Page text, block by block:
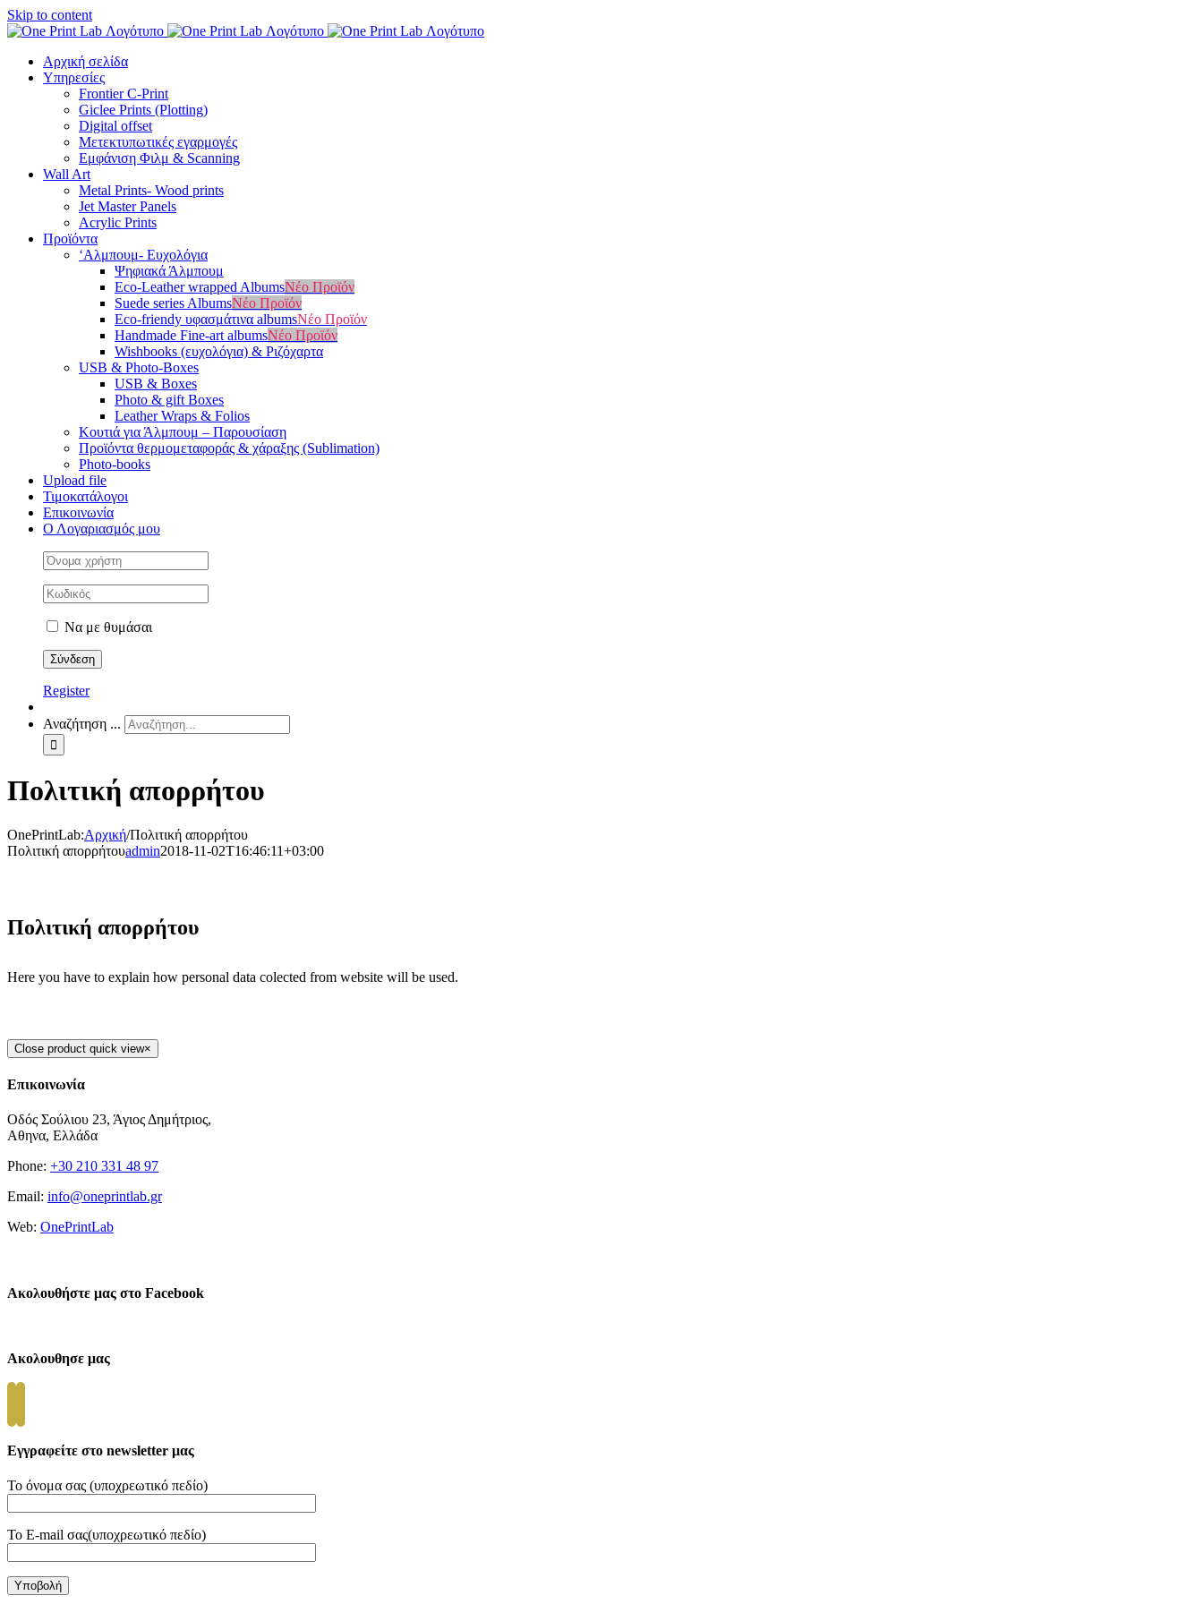
Skip to content
Αρχική σελίδα
Υπηρεσίες
Frontier C-Print
Giclee Prints (Plotting)
Digital offset
Μετεκτυπωτικές εγαρμογές
Εμφάνιση Φιλμ & Scanning
Wall Art
Metal Prints- Wood prints
Jet Master Panels
Acrylic Prints
Προϊόντα
‘Αλμπουμ- Ευχολόγια
Ψηφιακά Άλμπουμ
Eco-Leather wrapped AlbumsΝέο Προϊόν
Suede series AlbumsΝέο Προϊόν
Eco-friendy υφασμάτινα albumsΝέο Προϊόν
Handmade Fine-art albumsΝέο Προϊόν
Wishbooks (ευχολόγια) & Ριζόχαρτα
USB & Photo-Boxes
USB & Boxes
Photo & gift Boxes
Leather Wraps & Folios
Κουτιά για Άλμπουμ – Παρουσίαση
Προϊόντα θερμομεταφοράς & χάραξης (Sublimation)
Photo-books
Upload file
Τιμοκατάλογοι
Επικοινωνία
Ο Λογαριασμός μου
Να με θυμάσαι
Register
Αναζήτηση ...
Πολιτική απορρήτου
OnePrintLab:Αρχική/Πολιτική απορρήτου
Πολιτική απορρήτουadmin2018-11-02T16:46:11+03:00
Πολιτική απορρήτου
Here you have to explain how personal data colected from website will be used.
Close product quick view×
Επικοινωνία
Οδός Σούλιου 23, Άγιος Δημήτριος,
Αθηνα, Ελλάδα
Phone: +30 210 331 48 97
Email: info@oneprintlab.gr
Web: OnePrintLab
Ακολουθήστε μας στο Facebook
Ακολουθησε μας
Εγγραφείτε στο newsletter μας
Το όνομα σας (υποχρεωτικό πεδίο)
Το E-mail σας(υποχρεωτικό πεδίο)